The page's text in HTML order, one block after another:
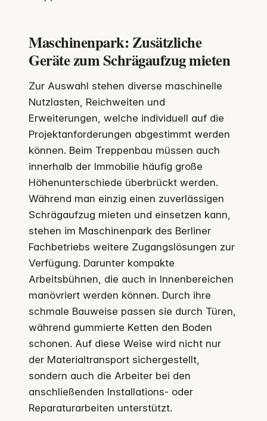
Maschinenpark: Zusätzliche
Geräte zum Schrägaufzug mieten
Zur Auswahl stehen diverse maschinelle
Nutzlasten, Reichweiten und
Erweiterungen, welche individuell auf die
Projektanforderungen abgestimmt werden
können. Beim Treppenbau müssen auch
innerhalb der Immobilie häufig große
Höhenunterschiede überbrückt werden.
Während man einzig einen zuverlässigen
Schrägaufzug mieten und einsetzen kann,
stehen im Maschinenpark des Berliner
Fachbetriebs weitere Zugangslösungen zur
Verfügung. Darunter kompakte
Arbeitsbühnen, die auch in Innenbereichen
manövriert werden können. Durch ihre
schmale Bauweise passen sie durch Türen,
während gummierte Ketten den Boden
schonen. Auf diese Weise wird nicht nur
der Materialtransport sichergestellt,
sondern auch die Arbeiter bei den
anschließenden Installations- oder
Reparaturarbeiten unterstützt.